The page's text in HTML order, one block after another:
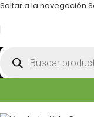
Saltar a la navegación